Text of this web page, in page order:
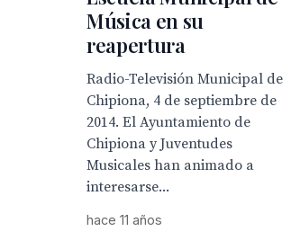
Música en su
reapertura
Radio-Televisión Municipal de
Chipiona, 4 de septiembre de
2014. El Ayuntamiento de
Chipiona y Juventudes
Musicales han animado a
interesarse...
hace 11 años